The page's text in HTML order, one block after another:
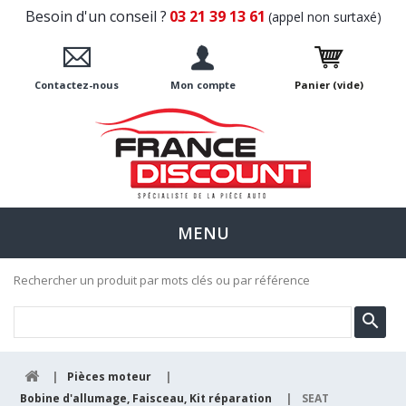
Besoin d'un conseil ? 03 21 39 13 61 (appel non surtaxé)
Contactez-nous Mon compte Panier (vide)
MENU
Rechercher un produit par mots clés ou par référence
| Pièces moteur
|
Bobine d'allumage, Faisceau, Kit réparation
| SEAT